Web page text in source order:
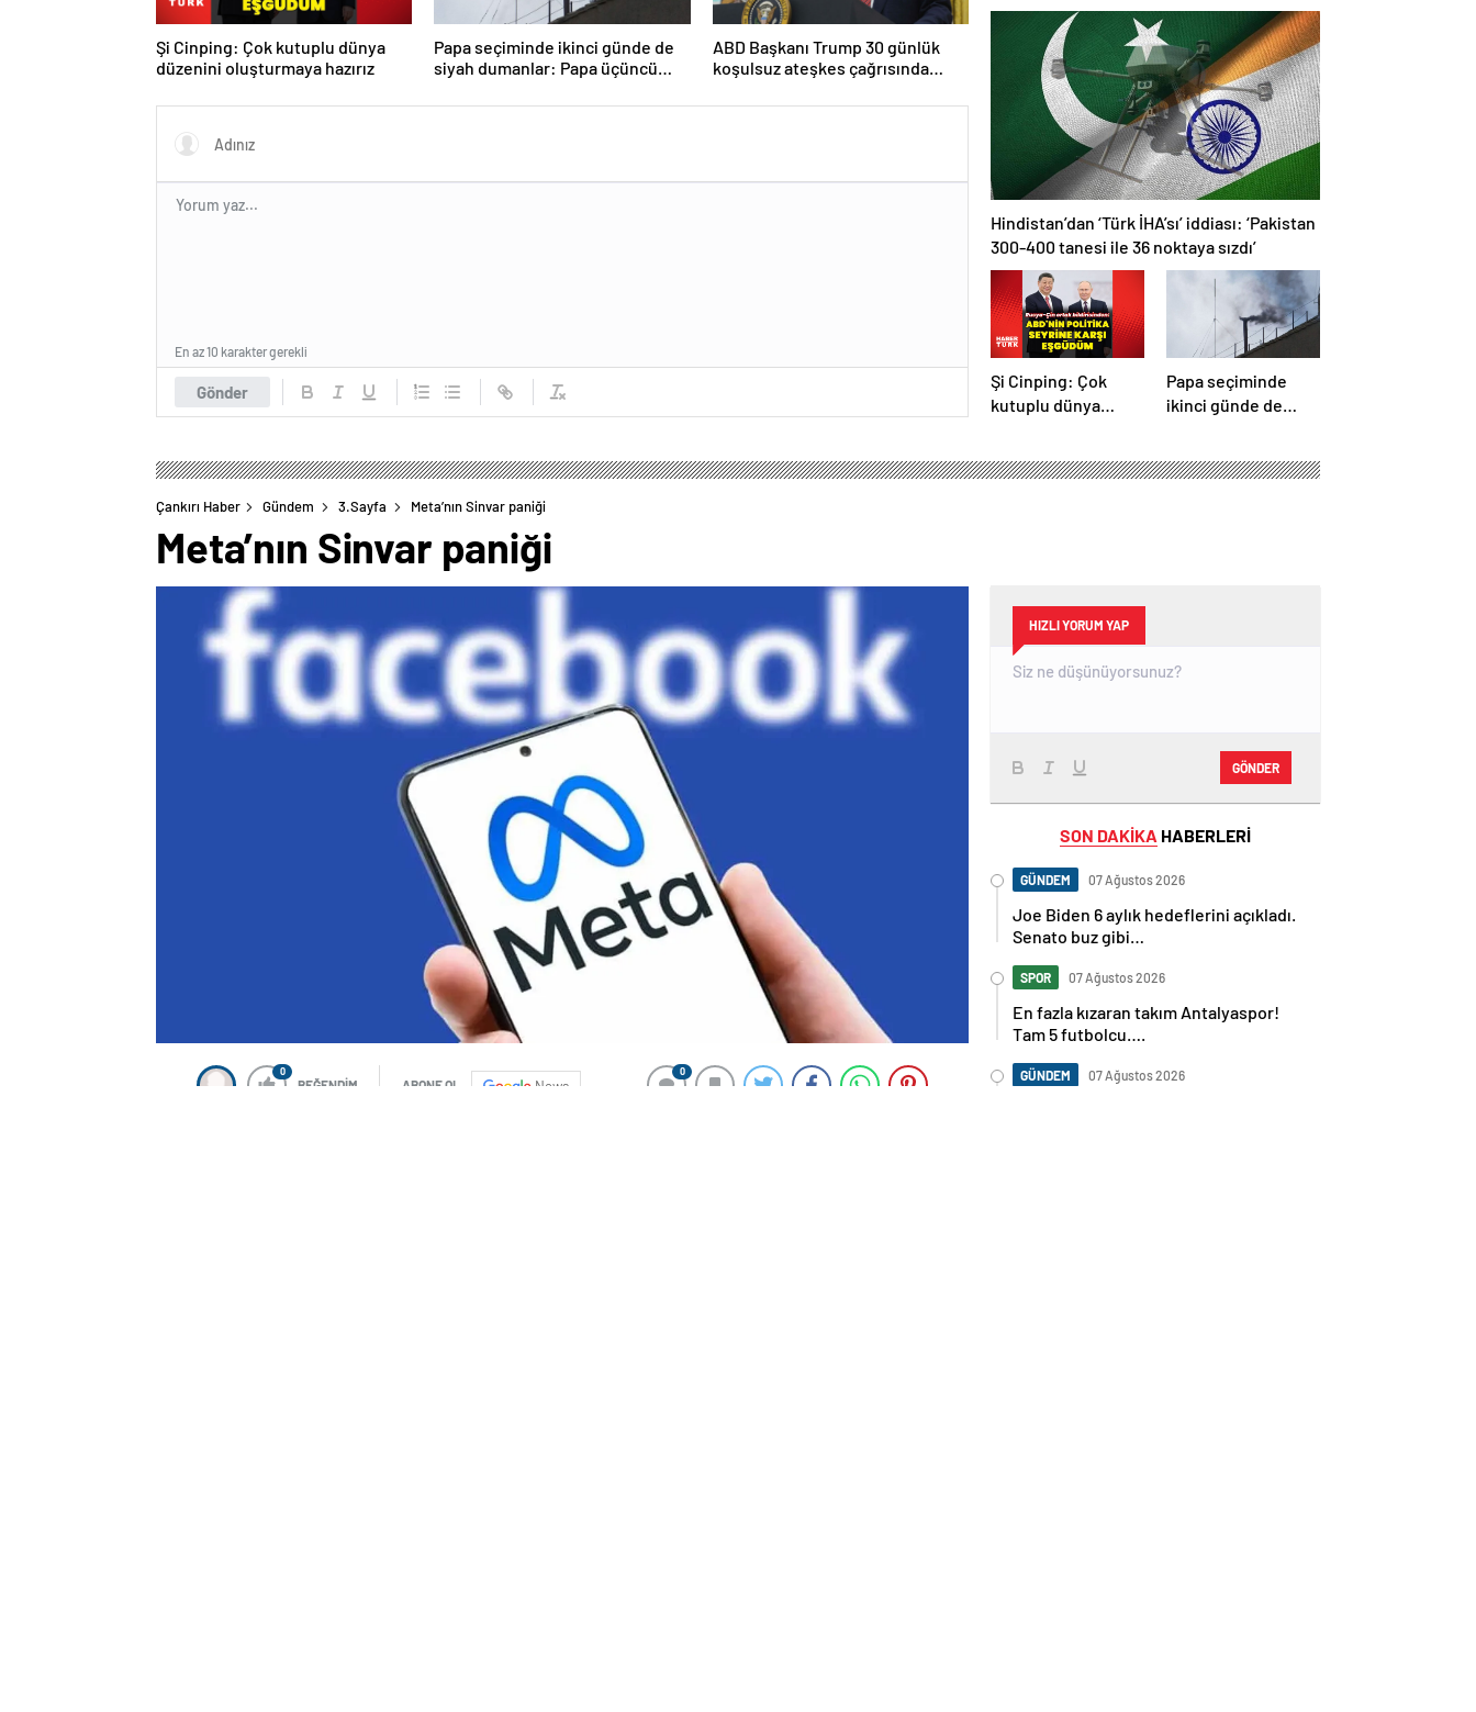
Şi Cinping: Çok kutuplu dünya
düzenini oluşturmaya hazırız
Papa seçiminde ikinci günde de
siyah dumanlar: Papa üçüncü
ABD Başkanı Trump 30 günlük
koşulsuz ateşkes çağrısında
Gönder
En az 10 karakter gerekli
mahkemeden
Rümeysa Öztürk
kararı: Serbest
bırakıldı!
tur için tarih belli
oldu
Hindistan’dan ‘Türk İHA’sı’ iddiası: ‘Pakistan
300-400 tanesi ile 36 noktaya sızdı’
Şi Cinping: Çok
kutuplu dünya
Papa seçiminde
ikinci günde de
da seçilemedi
Çankırı Haber Gündem 3.Sayfa Meta’nın Sinvar paniği
Meta’nın Sinvar paniği
0
BEĞENDİM ABONE OL News
0
HIZLI YORUM YAP
GÖNDER
SON DAKİKA HABERLERİ
GÜNDEM 07 Ağustos 2026
Joe Biden 6 aylık hedeflerini açıkladı.
Senato buz gibi…
SPOR 07 Ağustos 2026
En fazla kızaran takım Antalyaspor!
Tam 5 futbolcu….
GÜNDEM 07 Ağustos 2026